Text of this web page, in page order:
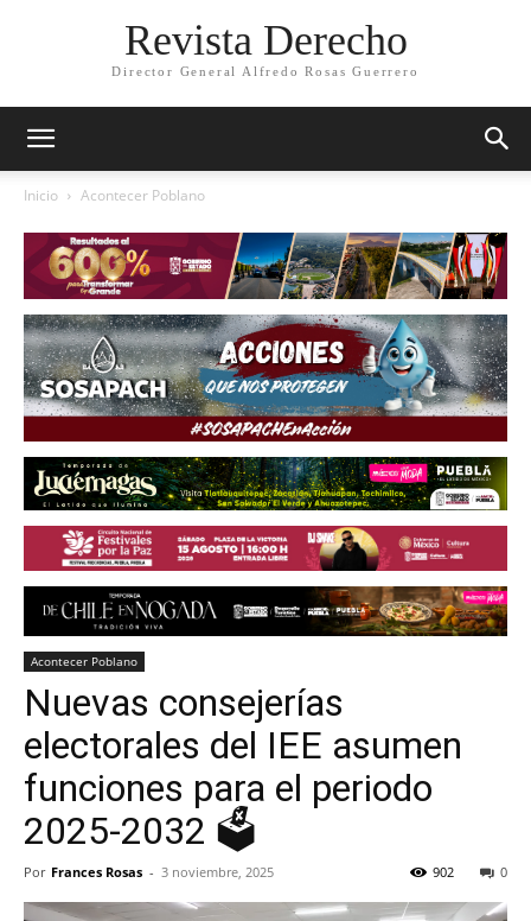
Revista Derecho
Director General Alfredo Rosas Guerrero
Inicio Acontecer Poblano
Acontecer Poblano
Nuevas consejerías
electorales del IEE asumen
funciones para el periodo
2025-2032 🗳️
Por Frances Rosas - 3 noviembre, 2025 0
902